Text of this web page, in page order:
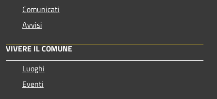
Comunicati
Avvisi
VIVERE IL COMUNE
Luoghi
Eventi